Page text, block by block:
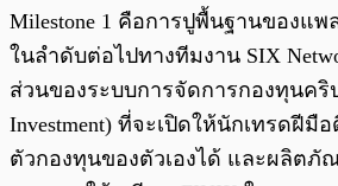
Milestone 1 คือการปูพื้นฐานของแพ
ในลำดับต่อไปทางทีมงาน SIX
ส่วนของระบบการจัดการกองทุนคริ
Investment) ที่จะเปิดให้นักเทรดฝีมื
ตัวกองทุนของตัวเองได้ และผลิตภั